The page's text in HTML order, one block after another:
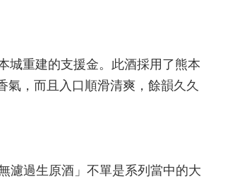
城重建的支援金。此酒採用了熊本
氣，而且入口順滑清爽，餘韻久久
濾過生原酒」不單是系列當中的大